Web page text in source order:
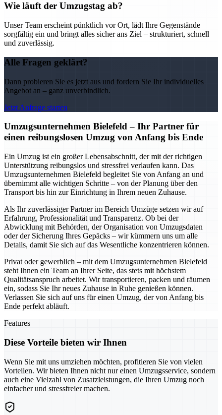
Wie läuft der Umzugstag ab?
Unser Team erscheint pünktlich vor Ort, lädt Ihre Gegenstände
sorgfältig ein und bringt alles sicher ans Ziel – strukturiert, schnell
und zuverlässig.
Alle Fragen geklärt?
Dann probieren Sie es jetzt aus und fordern Sie Ihr individuelles
Angebot an – ganz unverbindlich.
Jetzt Anfrage starten
Umzugsunternehmen Bielefeld – Ihr Partner für
einen reibungslosen Umzug von Anfang bis Ende
Ein Umzug ist ein großer Lebensabschnitt, der mit der richtigen
Unterstützung reibungslos und stressfrei verlaufen kann. Das
Umzugsunternehmen Bielefeld begleitet Sie von Anfang an und
übernimmt alle wichtigen Schritte – von der Planung über den
Transport bis hin zur Einrichtung in Ihrem neuen Zuhause.
Als Ihr zuverlässiger Partner im Bereich Umzüge setzen wir auf
Erfahrung, Professionalität und Transparenz. Ob bei der
Abwicklung mit Behörden, der Organisation von Umzugsdaten
oder der Sicherung Ihres Gepäcks – wir kümmern uns um alle
Details, damit Sie sich auf das Wesentliche konzentrieren können.
Privat oder gewerblich – mit dem Umzugsunternehmen Bielefeld
steht Ihnen ein Team an Ihrer Seite, das stets mit höchstem
Qualitätsanspruch arbeitet. Wir transportieren, packen und räumen
ein, sodass Sie Ihr neues Zuhause in Ruhe genießen können.
Verlassen Sie sich auf uns für einen Umzug, der von Anfang bis
Ende perfekt abläuft.
Features
Diese Vorteile bieten wir Ihnen
Wenn Sie mit uns umziehen möchten, profitieren Sie von vielen
Vorteilen. Wir bieten Ihnen nicht nur einen Umzugsservice, sondern
auch eine Vielzahl von Zusatzleistungen, die Ihren Umzug noch
einfacher und stressfreier machen.